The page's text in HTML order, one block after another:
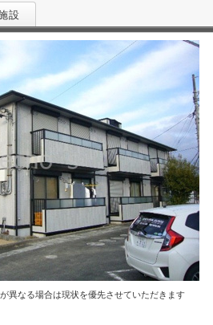
設
異なる場合は現状を優先させていただきます